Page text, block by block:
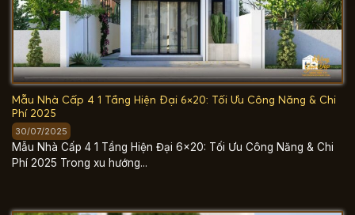
Mẫu Nhà Cấp 4 1 Tầng Hiện Đại 6×20: Tối Ưu Công Năng & Chi
Phí 2025
30/07/2025
Mẫu Nhà Cấp 4 1 Tầng Hiện Đại 6×20: Tối Ưu Công Năng & Chi
Phí 2025 Trong xu hướng...